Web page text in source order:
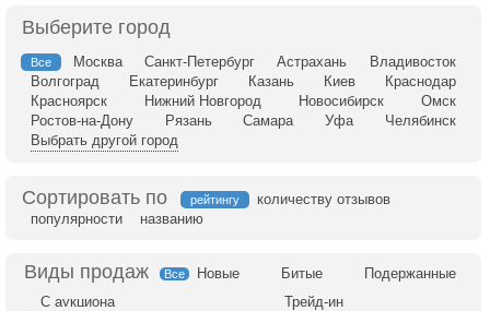
Выберите город
Все Москва Санкт-Петербург Астрахань
Владивосток
Волгоград
Екатеринбург Казань Киев
Краснодар
Красноярск
Нижний Новгород Новосибирск
Омск
Ростов-на-Дону
Рязань Самара Уфа
Челябинск
Выбрать другой город
Сортировать по рейтингу
количеству отзывов
популярности
названию
Все Новые Битые
Подержанные
С аукциона
Трейд-ин